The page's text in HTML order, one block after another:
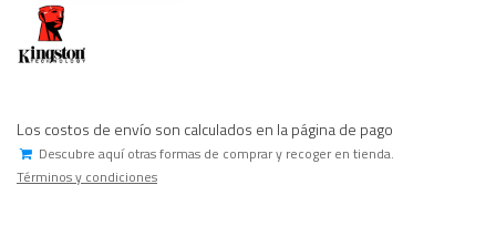
Los costos de envío son calculados en la página de pago
Descubre aquí otras formas de comprar y recoger en tienda.
Términos y condiciones